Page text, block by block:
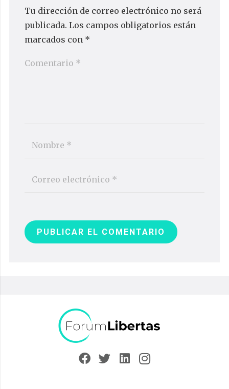
Tu dirección de correo electrónico no será
publicada. Los campos obligatorios están
marcados con *
PUBLICAR EL COMENTARIO